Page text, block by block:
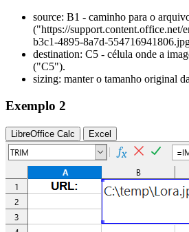
source: B1 - caminho para o
("https://support.content.office.net/
b3c1-4895-8a7d-
destination: C5 - célula onde a
("C5").
sizing: manter o tamanho original
Exemplo 2
LibreOffice Calc Excel